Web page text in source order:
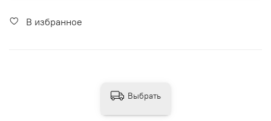
В избранное
Выбрать